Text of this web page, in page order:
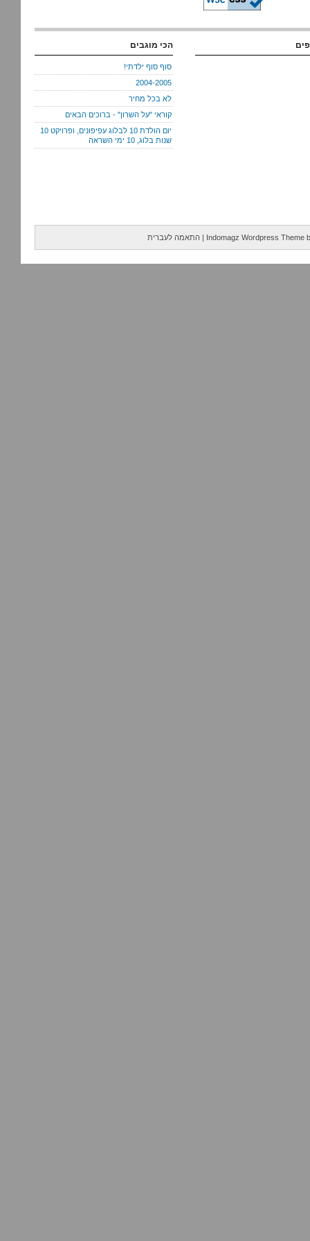
הכי מוגבים
סוף סוף ילדתי!
2004-2005
לא בכל מחיר
קוראי "על השרון" - ברוכים הבאים
יום הולדת 10 לבלוג עפיפונים, ופרויקט 10
שנות בלוג, 10 ימי השראה
Indomagz Wordpress Theme
| התאמה לעברית